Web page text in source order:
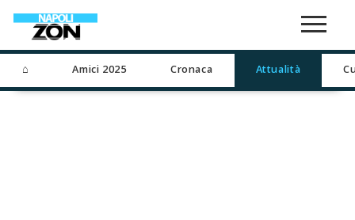
⌂ Amici 2025 Cronaca Attualità